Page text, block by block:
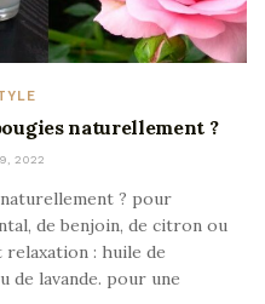
naturellement ?
2022
? pour
de benjoin, de citron ou
: huile de
de lavande. pour une